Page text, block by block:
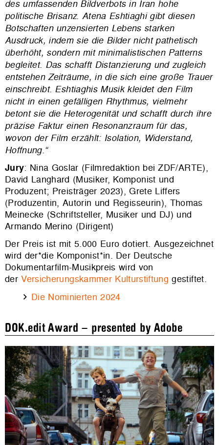
des umfassenden Bildverbots in Iran hohe
politische Brisanz. Atena Eshtiaghi gibt diesen
Botschaften unzensierten Lebens starken
Ausdruck, indem sie die Bilder nicht pathetisch
überhöht, sondern mit minimalistischen Patterns
begleitet. Das schafft Distanzierung und zugleich
entstehen Zeiträume, in die sich eine große Trauer
einschreibt. Eshtiaghis Musik kleidet den Film
nicht in einen gefälligen Rhythmus, vielmehr
betont sie die Heterogenität und schafft durch ihre
präzise Faktur einen Resonanzraum für das,
wovon der Film erzählt: Isolation, Widerstand,
Hoffnung.“
Jury: Nina Goslar (Filmredaktion bei ZDF/ARTE),
David Langhard (Musiker, Komponist und
Produzent; Preisträger 2023),Grete Liffers
(Produzentin, Autorin und Regisseurin), Thomas
Meinecke (Schriftsteller, Musiker und DJ) und
Armando Merino (Dirigent)
Der Preis ist mit 5.000 Euro dotiert. Ausgezeichnet
wird der*die Komponist*in. Der Deutsche
Dokumentarfilm-Musikpreis wird von
derVersicherungskammer Kulturstiftung gestiftet.
Die Nominierten 2024
DOK.edit Award– presented by Adobe